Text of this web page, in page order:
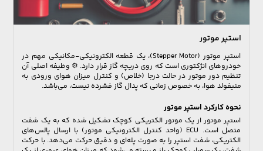
استپر موتور
استپر موتور (Stepper Motor)، یک قطعه الکترونیکی-مکانیکی مهم در
خودروهای انژکتوری است که روی دریچه گاز قرار دارد. ⚙️ وظیفه اصلی آن
تنظیم دور موتور در حالت درجا (خلاص) و کنترل میزان هوای ورودی به
منیفولد هوا، به خصوص زمانی که پدال گاز فشرده نیست، می‌باشد.
نحوه کارکرد استپر موتور
استپر موتور از یک موتور الکتریکی کوچک تشکیل شده که به یک شفت
متصل است. ECU (واحد کنترل الکترونیکی موتور) با ارسال پالس‌های
الکتریکی، شفت استپر را به صورت پله‌ای و دقیق حرکت می‌دهد. با حرکت